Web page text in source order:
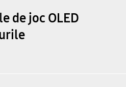
de joc OLED